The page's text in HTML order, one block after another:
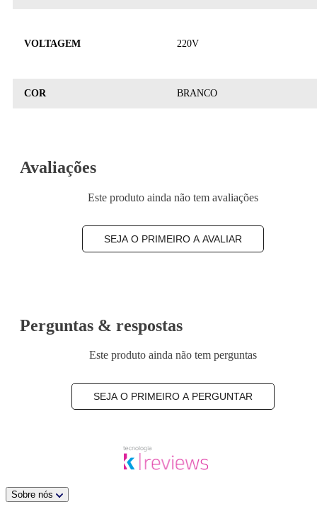
VOLTAGEM 220V
COR BRANCO
Avaliações
Este produto ainda não tem avaliações
SEJA O PRIMEIRO A AVALIAR
Perguntas & respostas
Este produto ainda não tem perguntas
SEJA O PRIMEIRO A PERGUNTAR
Sobre nós